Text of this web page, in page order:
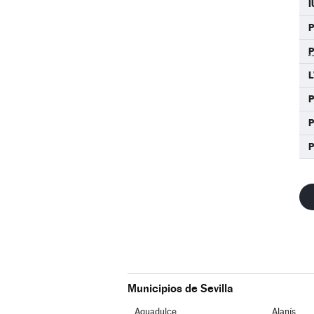
Municipios de Sevilla
Aguadulce Alanís